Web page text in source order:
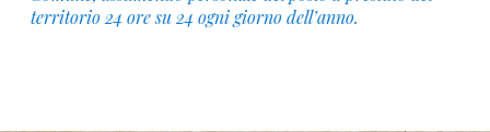
territorio 24 ore su 24 ogni giorno dell’anno.